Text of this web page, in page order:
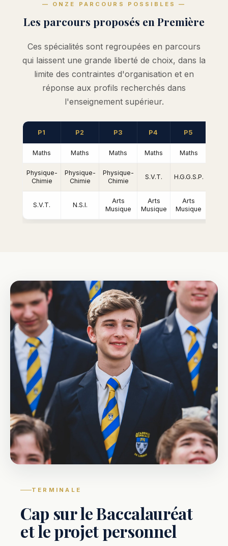
— ONZE PARCOURS POSSIBLES —
Les parcours proposés en Première
Ces spécialités sont regroupées en parcours
qui laissent une grande liberté de choix, dans la
limite des contraintes d'organisation et en
réponse aux profils recherchés dans
l'enseignement supérieur.
P1 P2 P3 P4 P5
Maths Maths Maths Maths Maths
Physique-
Chimie
Physique-
Chimie
Physique-
Chimie
S.V.T. H.G.G.S.P.
S.V.T. N.S.I.
Arts
Musique
Arts
Musique
Arts
Musique
TERMINALE
Cap sur le Baccalauréat
et le projet personnel